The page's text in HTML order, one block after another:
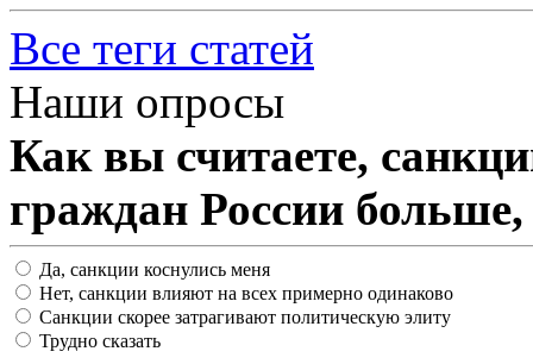
Все теги статей
Наши опросы
Как вы считаете,
граждан России
Да, санкции коснулись меня
Нет, санкции влияют на всех примерно одинаково
Санкции скорее затрагивают политическую элиту
Трудно сказать